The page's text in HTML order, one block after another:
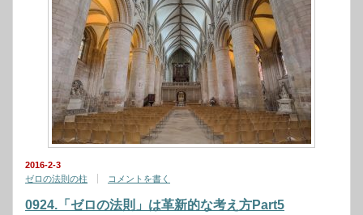
2016-2-3
ゼロの法則の柱
コメントを書く
0924.「ゼロの法則」は革新的な考え方Part5